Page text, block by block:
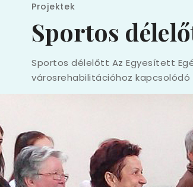
Projektek
Sportos
Sportos délelőtt Az Egyesített
városrehabilitációhoz